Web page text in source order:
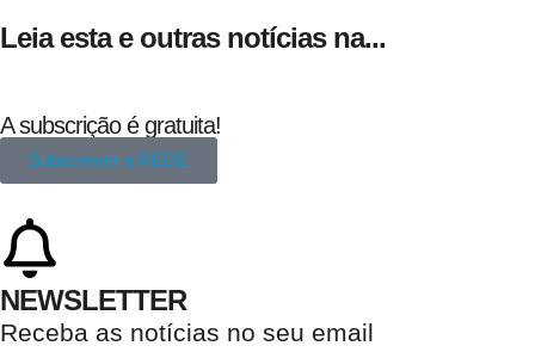
Leia esta e outras notícias na...
A subscrição é gratuita!
Subscrever a REDE
NEWSLETTER
Receba as notícias no seu email​